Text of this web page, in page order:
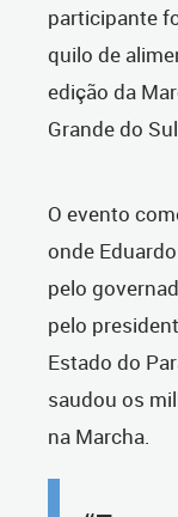
participante
quilo de
edição da
Grande do Sul.
O evento
onde
pelo
pelo
Estado do
saudou os
na Marcha.